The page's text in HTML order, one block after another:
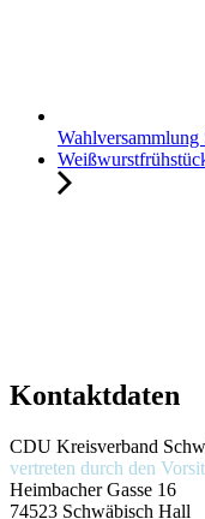
Wahlversammlung
Kontaktdaten
CDU Kreisverband
vertreten durch den
Heimbacher Gasse 16
74523 Schwäbisch Hall